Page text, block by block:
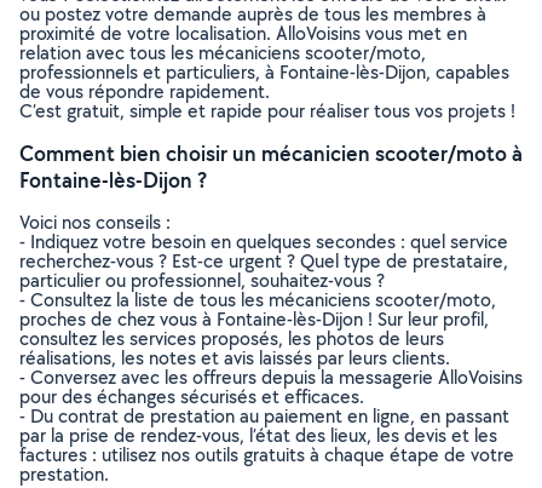
ou postez votre demande auprès de tous les membres à
proximité de votre localisation. AlloVoisins vous met en
relation avec tous les mécaniciens scooter/moto,
professionnels et particuliers, à Fontaine-lès-Dijon, capables
de vous répondre rapidement.
C’est gratuit, simple et rapide pour réaliser tous vos projets !
Comment bien choisir un mécanicien scooter/moto à
Fontaine-lès-Dijon ?
Voici nos conseils :
- Indiquez votre besoin en quelques secondes : quel service
recherchez-vous ? Est-ce urgent ? Quel type de prestataire,
particulier ou professionnel, souhaitez-vous ?
- Consultez la liste de tous les mécaniciens scooter/moto,
proches de chez vous à Fontaine-lès-Dijon ! Sur leur profil,
consultez les services proposés, les photos de leurs
réalisations, les notes et avis laissés par leurs clients.
- Conversez avec les offreurs depuis la messagerie AlloVoisins
pour des échanges sécurisés et efficaces.
- Du contrat de prestation au paiement en ligne, en passant
par la prise de rendez-vous, l’état des lieux, les devis et les
factures : utilisez nos outils gratuits à chaque étape de votre
prestation.